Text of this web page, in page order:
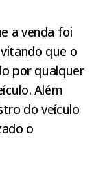
a venda foi
que o
por qualquer
Além
do veículo
o